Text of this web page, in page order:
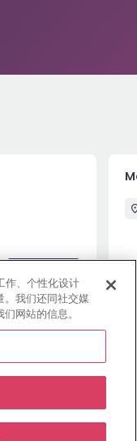
Cookie 设置
作、个性化设计
。我们还同社交媒
网站的信息。